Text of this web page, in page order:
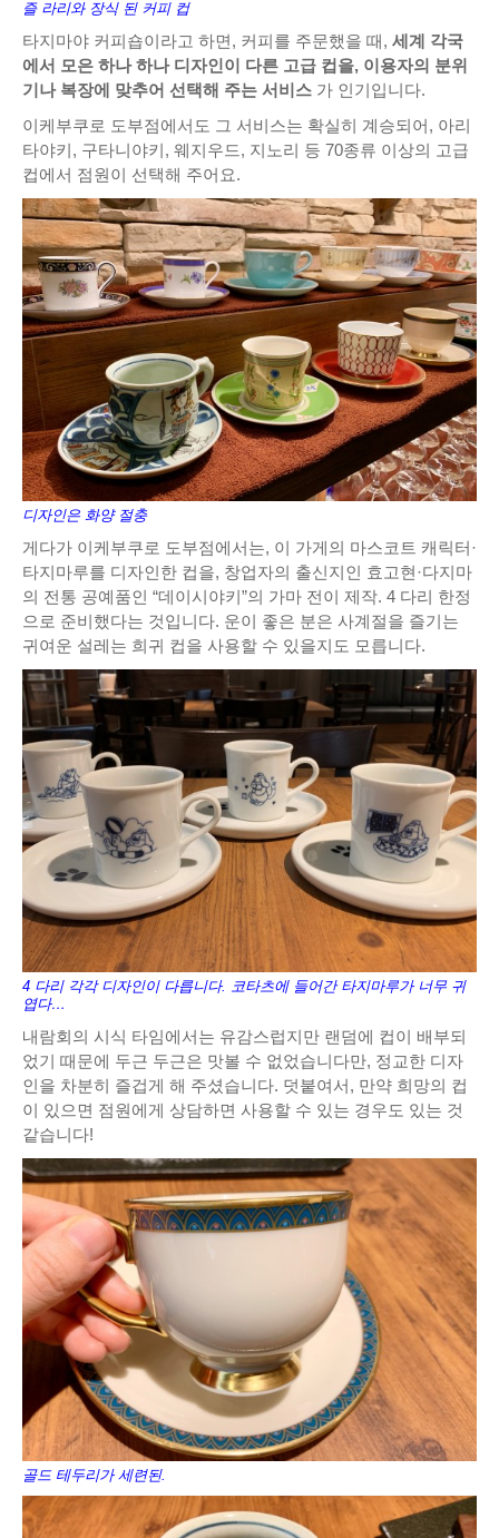
즐 라리와 장식 된 커피 컵
타지마야 커피숍이라고 하면, 커피를 주문했을 때, 세계 각국
에서 모은 하나 하나 디자인이 다른 고급 컵을, 이용자의 분위
기나 복장에 맞추어 선택해 주는 서비스 가 인기입니다.
이케부쿠로 도부점에서도 그 서비스는 확실히 계승되어, 아리
타야키, 구타니야키, 웨지우드, 지노리 등 70종류 이상의 고급
컵에서 점원이 선택해 주어요.
디자인은 화양 절충
게다가 이케부쿠로 도부점에서는, 이 가게의 마스코트 캐릭터·
타지마루를 디자인한 컵을, 창업자의 출신지인 효고현·다지마
의 전통 공예품인 “데이시야키”의 가마 전이 제작. 4 다리 한정
으로 준비했다는 것입니다. 운이 좋은 분은 사계절을 즐기는
귀여운 설레는 희귀 컵을 사용할 수 있을지도 모릅니다.
4 다리 각각 디자인이 다릅니다. 코타츠에 들어간 타지마루가 너무 귀
엽다…
내람회의 시식 타임에서는 유감스럽지만 랜덤에 컵이 배부되
었기 때문에 두근 두근은 맛볼 수 없었습니다만, 정교한 디자
인을 차분히 즐겁게 해 주셨습니다. 덧붙여서, 만약 희망의 컵
이 있으면 점원에게 상담하면 사용할 수 있는 경우도 있는 것
같습니다!
골드 테두리가 세련된.